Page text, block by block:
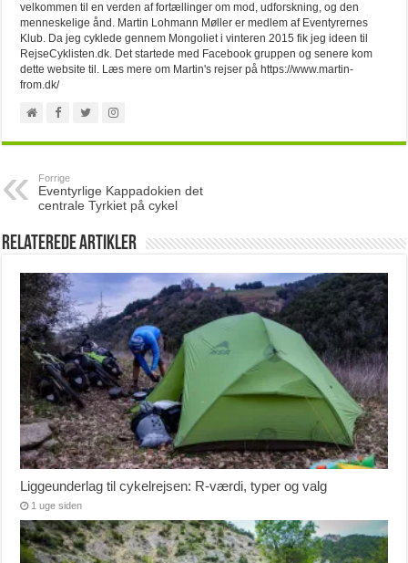
velkommen til en verden af fortællinger om mod, udforskning, og den
menneskelige ånd. Martin Lohmann Møller er medlem af Eventyrernes
Klub. Da jeg cyklede gennem Mongoliet i vinteren 2015 fik jeg ideen til
RejseCyklisten.dk. Det startede med Facebook gruppen og senere kom
dette website til. Læs mere om Martin's rejser på https://www.martin-
from.dk/
Forrige
Eventyrlige Kappadokien det
centrale Tyrkiet på cykel
Relaterede artikler
Liggeunderlag til cykelrejsen: R-værdi, typer og valg
1 uge siden